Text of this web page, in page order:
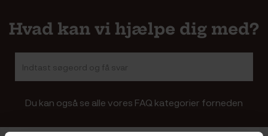
Hvad kan vi hjælpe dig med?
Du kan også se alle vores FAQ kategorier forneden